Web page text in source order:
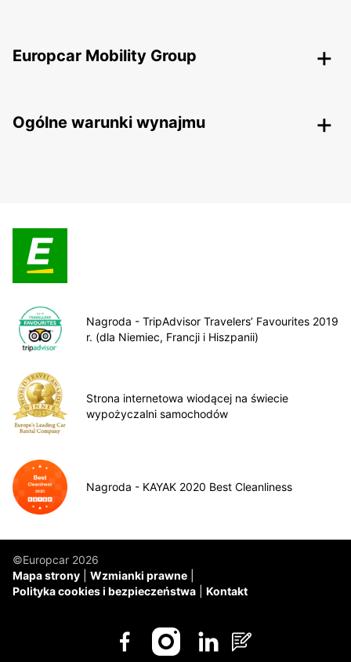
Europcar Mobility Group
Ogólne warunki wynajmu
Nagroda - TripAdvisor Travelers’ Favourites 2019
r. (dla Niemiec, Francji i Hiszpanii)
Strona internetowa wiodącej na świecie
wypożyczalni samochodów
Nagroda - KAYAK 2020 Best Cleanliness
©Europcar 2026
Mapa strony
Wzmianki prawne
Polityka cookies i bezpieczeństwa
Kontakt